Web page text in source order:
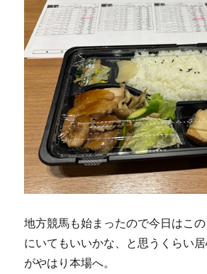
地方競馬も始まったので今日はこ
にいてもいいかな、と思うくらい
がやはり本場へ。